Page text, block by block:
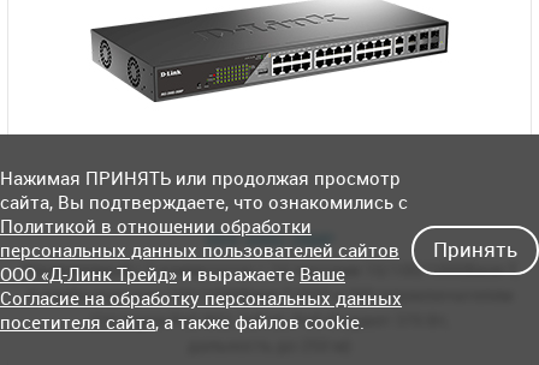
DSS-200G-28MP
Управляемый L2 коммутатор с24 портами
10/100/1000Base-T,
4 комбо-портами100/1000Base-T/SFP иDIP-переключателем
(24 порта PoE 802.3af/at,PoE-бюджет 370 Вт,
Нажимая ПРИНЯТЬ или продолжая просмотр
сайта, Вы подтверждаете, что ознакомились с
Политикой в отношении обработки
персональных данных пользователей сайтов
ООО «Д-Линк Трейд» и выражаете Ваше
Согласие на обработку персональных данных
посетителя сайта, а также файлов cookie.
Принять